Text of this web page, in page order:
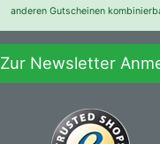
anderen Gutscheinen
Zur Newsletter